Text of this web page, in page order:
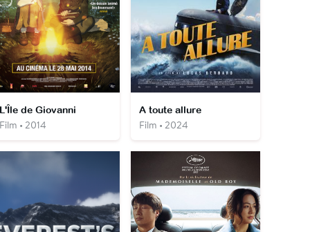
de Giovanni
• 2014
A toute allure
Film • 2024